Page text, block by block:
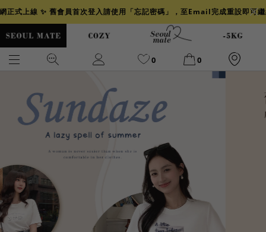
正式上線 ✨ 舊會員首次登入請使用「忘記密碼」，至Email完成重設即可
0 0
爆乳
透膚 小香 牛仔
襯衫 冰感
涼感